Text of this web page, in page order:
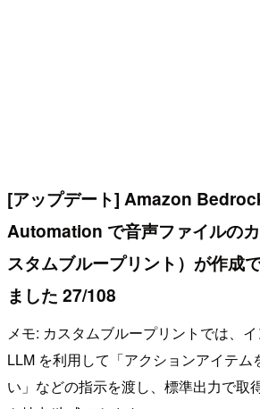
[アップデート] Amazon
Automation で音声ファイルの
スタムブループリント）が作成
ました 27/108
メモ: カスタムブループリントでは、
LLM を利用して「アクションアイテム
い」などの指示を渡し、標準出力で取